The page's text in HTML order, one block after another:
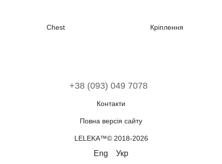
Chest Кріплення
+38 (093) 049 7078
Контакти
Повна версія сайту
LELEKA™© 2018-2026
Eng Укр